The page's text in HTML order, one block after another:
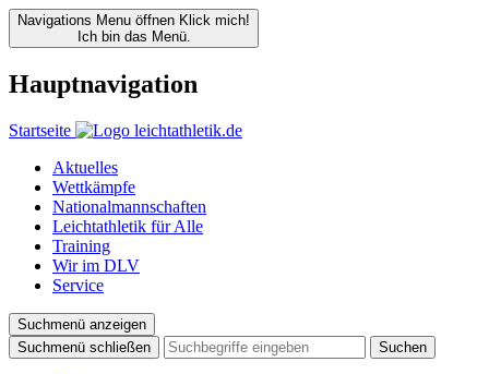
Navigations Menu öffnen Klick mich!
Ich bin das Menü.
Hauptnavigation
Startseite
Aktuelles
Wettkämpfe
Nationalmannschaften
Leichtathletik für Alle
Training
Wir im DLV
Service
Suchmenü anzeigen
Suchmenü schließen
Suchen